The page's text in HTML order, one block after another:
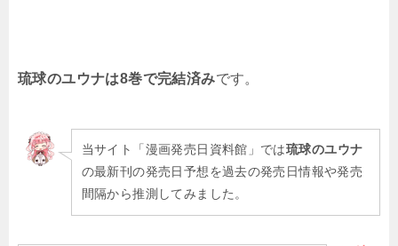
琉球のユウナは8巻で完結済みです。
当サイト「漫画発売日資料館」では琉球のユウナ
の最新刊の発売日予想を過去の発売日情報や発売
間隔から推測してみました。